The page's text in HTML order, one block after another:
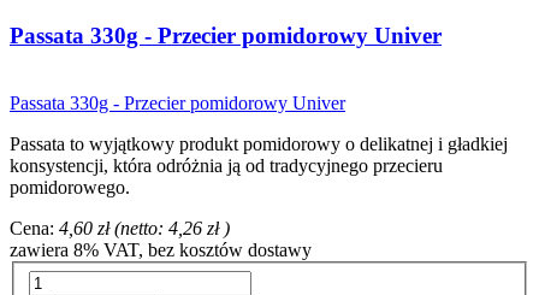
Passata 330g - Przecier pomidorowy Univer
Passata 330g - Przecier pomidorowy Univer
Passata to wyjątkowy produkt pomidorowy o delikatnej i gładkiej
konsystencji, która odróżnia ją od tradycyjnego przecieru
pomidorowego.
Cena: 4,60 zł (netto: 4,26 zł)
zawiera 8% VAT, bez kosztów dostawy